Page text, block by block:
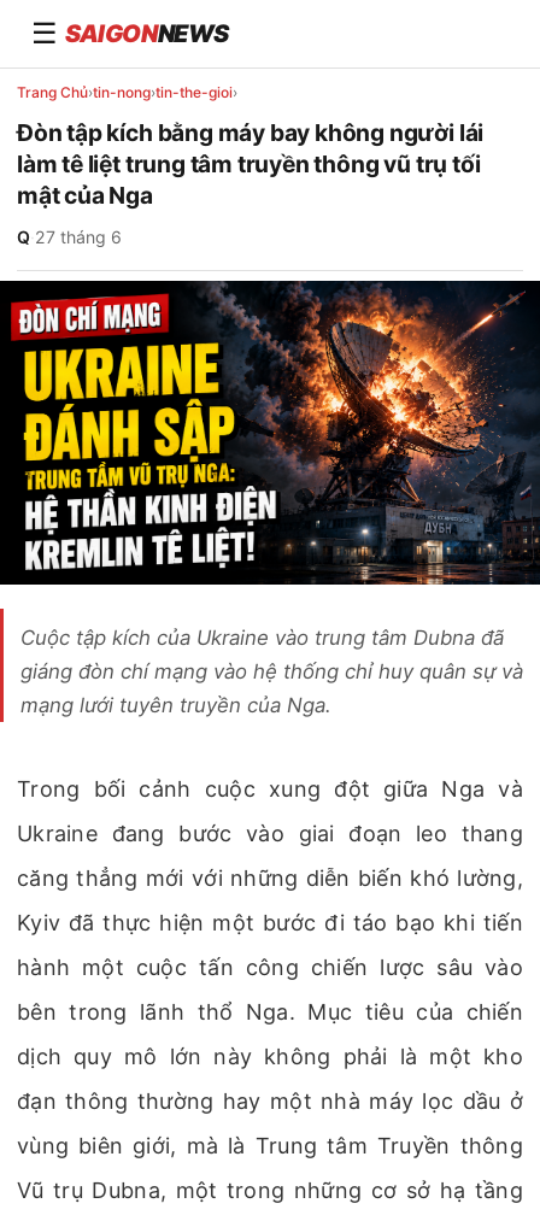
☰ SAIGONNEWS
Trang Chủ›tin-nong›tin-the-gioi›
Đòn tập kích bằng máy bay không người lái
làm tê liệt trung tâm truyền thông vũ trụ tối
mật của Nga
Q·27 tháng 6
Cuộc tập kích của Ukraine vào trung tâm Dubna đã
giáng đòn chí mạng vào hệ thống chỉ huy quân sự và
mạng lưới tuyên truyền của Nga.
Trong bối cảnh cuộc xung đột giữa Nga và
Ukraine đang bước vào giai đoạn leo thang
căng thẳng mới với những diễn biến khó lường,
Kyiv đã thực hiện một bước đi táo bạo khi tiến
hành một cuộc tấn công chiến lược sâu vào
bên trong lãnh thổ Nga. Mục tiêu của chiến
dịch quy mô lớn này không phải là một kho
đạn thông thường hay một nhà máy lọc dầu ở
vùng biên giới, mà là Trung tâm Truyền thông
Vũ trụ Dubna, một trong những cơ sở hạ tầng